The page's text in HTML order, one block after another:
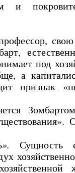
и
свою
под
а
признак
Сущность